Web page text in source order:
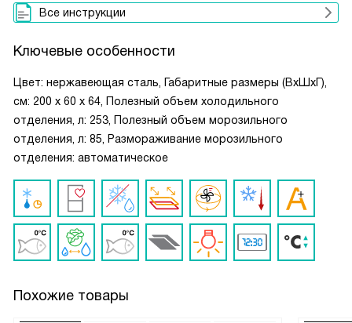
Все инструкции
Ключевые особенности
Цвет: нержавеющая сталь, Габаритные размеры (ВxШxГ),
см: 200 х 60 х 64, Полезный объем холодильного
отделения, л: 253, Полезный объем морозильного
отделения, л: 85, Размораживание морозильного
отделения: автоматическое
Похожие товары